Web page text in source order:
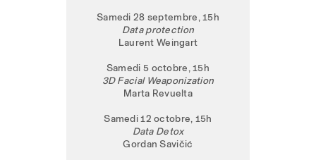
Samedi 28 septembre, 15h
Data protection
Laurent Weingart
Samedi 5 octobre, 15h
3D Facial Weaponization
Marta Revuelta
Samedi 12 octobre, 15h
Data Detox
Gordan Savičić